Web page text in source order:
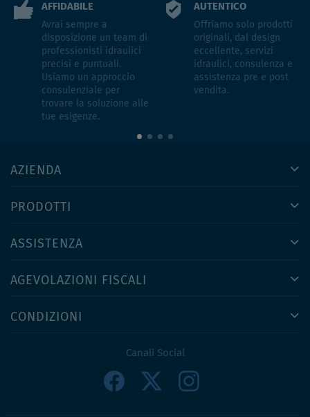
AFFIDABILE
Avrai sempre a
disposizione un team di
professionisti idraulici
precisi e puntuali.
Usiamo un approccio
consulenziale per
trovare la soluzione alle
tue esigenze.
AUTENTICO
Offriamo solo prodotti
originali, dal design
eccellente, servizi
idraulici, consulenza e
assistenza pre e post
vendita.
AZIENDA
PRODOTTI
ASSISTENZA
AGEVOLAZIONI FISCALI
CONDIZIONI
Canali Social